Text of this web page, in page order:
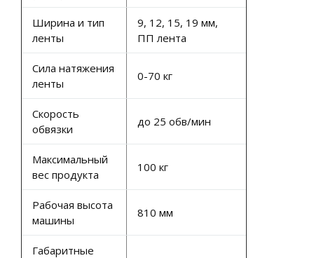
Ширина и тип
ленты
9, 12, 15, 19 мм,
ПП лента
Сила натяжения
ленты
0-70 кг
Скорость
обвязки
до 25 обв/мин
Максимальный
вес продукта
100 кг
Рабочая высота
машины
810 мм
Габаритные